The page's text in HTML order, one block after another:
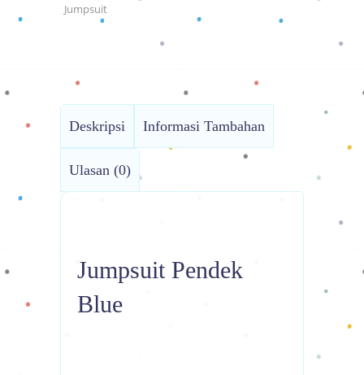
Jumpsuit
Deskripsi Informasi Tambahan
Ulasan (0)
Jumpsuit Pendek
Blue